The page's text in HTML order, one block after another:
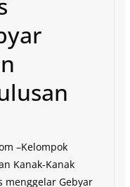
–Kelompok
Kanak-Kanak
menggelar Gebyar